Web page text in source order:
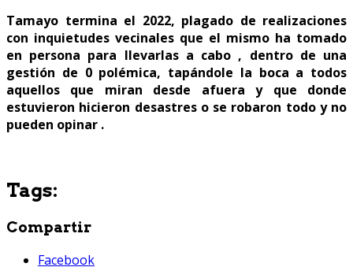
Tamayo termina el 2022, plagado de realizaciones
con inquietudes vecinales que el mismo ha tomado
en persona para llevarlas a cabo , dentro de una
gestión de 0 polémica, tapándole la boca a todos
aquellos que miran desde afuera y que donde
estuvieron hicieron desastres o se robaron todo y no
pueden opinar .
Tags:
Compartir
Facebook